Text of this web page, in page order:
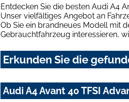
Entdecken Sie die besten Audi A4
Unser vielfältiges Angebot an
Ob Sie ein brandneues Modell mit
Gebrauchtfahrzeug interessieren,
Erkunden Sie die
Audi A4 Avant 40 TFSI